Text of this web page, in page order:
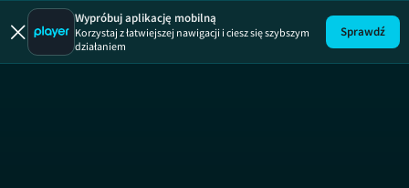
Mobilni
Wypróbuj aplikację mobilną
Korzystaj z łatwiejszej nawigacji i ciesz się szybszym
działaniem
Sprawdź